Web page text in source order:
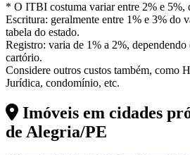
* O ITBI costuma variar entre 2% e 5%,
Escritura: geralmente entre 1% e 3% do
tabela do estado.
Registro: varia de 1% a 2%,
cartório.
Considere outros custos também, como
Jurídica, condomínio, etc.
Imóveis em cidades
de Alegria/PE